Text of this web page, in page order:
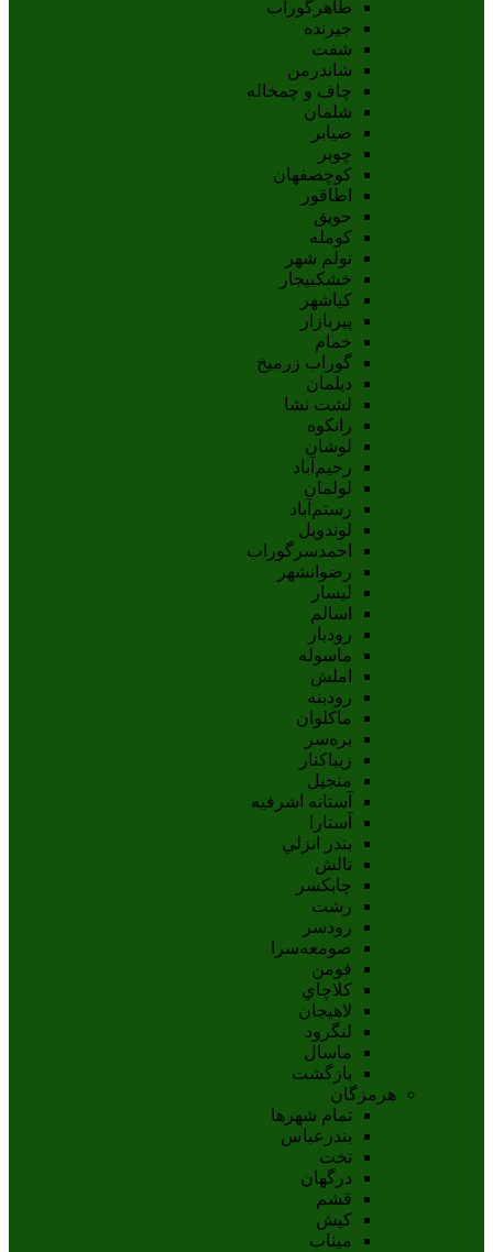
طاهرگوراب
جیرنده
شفت
شاندرمن
چاف و چمخاله
شلمان
ضیابر
چوبر
کوچصفهان
اطاقور
حویق
کومله
تولم شهر
خشکبیجار
کیاشهر
پیربازار
خمام
گوراب زرمیخ
دیلمان
لشت نشا
رانکوه
لوشان
رحیم‌آباد
لولمان
رستم‌آباد
لوندویل
احمدسرگوراب
رضوانشهر
لیسار
اسالم
رودبار
ماسوله
املش
رودبنه
ماکلوان
بره‌سر
زیباکنار
منجیل
آستانه اشرفيه
آستارا
بندر انزلي
تالش
چابکسر
رشت
رودسر
صومعه‌سرا
فومن
کلاچاي
لاهيجان
لنگرود
ماسال
بازگشت
هرمزگان
تمام شهر‌ها
بندرعباس
تخت
درگهان
قشم
کيش
ميناب